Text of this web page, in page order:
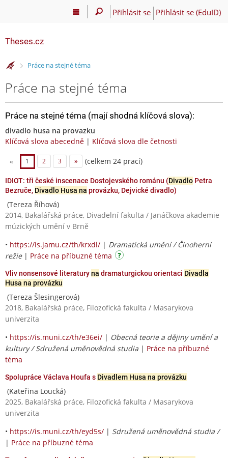
Přihlásit se Přihlásit se (EduID)
Theses.cz
>Práce na stejné téma
Práce na stejné téma
Práce na stejné téma (mají shodná klíčová slova):
divadlo husa na provazku
Klíčová slova abecedně | Klíčová slova dle četnosti
« 1 2 3 » (celkem 24 prací)
IDIOT: tři české inscenace Dostojevského románu (Divadlo Petra
Bezruče, Divadlo Husa na provázku, Dejvické divadlo)
(Tereza Říhová)
2014, Bakalářská práce, Divadelní fakulta / Janáčkova akademie
múzických umění v Brně
• https://is.jamu.cz/th/krxdl/ | Dramatická umění / Činoherní
režie| Práce na příbuzné téma
Vliv nonsensové literaturyna dramaturgickou orientaci Divadla
Husa na provázku
(Tereza Šlesingerová)
2018, Bakalářská práce, Filozofická fakulta / Masarykova
univerzita
• https://is.muni.cz/th/e36ei/ | Obecná teorie a dějiny umění a
kultury / Sdružená uměnovědná studia | Práce na příbuzné
téma
Spolupráce Václava Houfa s Divadlem Husa na provázku
(Kateřina Loucká)
2025, Bakalářská práce, Filozofická fakulta / Masarykova
univerzita
• https://is.muni.cz/th/eyd5s/ | Sdružená uměnovědná studia /
| Práce na příbuzné téma